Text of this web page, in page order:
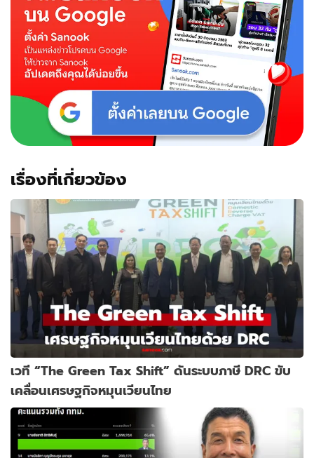
เรื่องที่เกี่ยวข้อง
เวที “The Green Tax Shift” ดันระบบภาษี DRC ขับ
เคลื่อนเศรษฐกิจหมุนเวียนไทย